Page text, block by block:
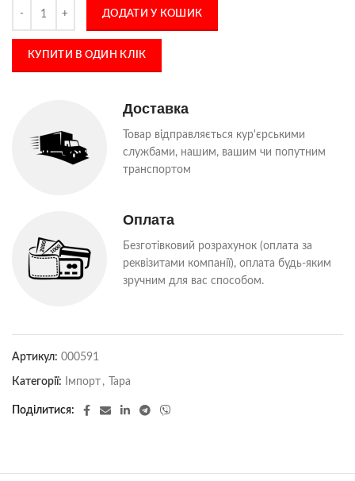
ДОДАТИ У КОШИК
КУПИТИ В ОДИН КЛІК
Доставка
Товар відправляється кур'єрськими
службами, нашим, вашим чи попутним
транспортом
Оплата
Безготівковий розрахунок (оплата за
реквізитами компанії), оплата будь-яким
зручним для вас способом.
Артикул: 000591
Категорії: Імпорт , Тара
Поділитися